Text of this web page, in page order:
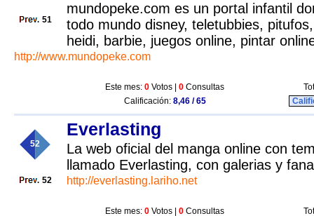
51
mundopeke.com es un portal infantil
todo mundo disney, teletubbies,
heidi, barbie, juegos online, pintar
http://www.mundopeke.com
Este mes: 0 Votos | 0 Consultas
Calificación: 8,46 / 65
52
52
Everlasting
La web oficial del manga online con
llamado Everlasting, con galerias y
http://everlasting.lariho.net
Este mes: 0 Votos | 0 Consultas